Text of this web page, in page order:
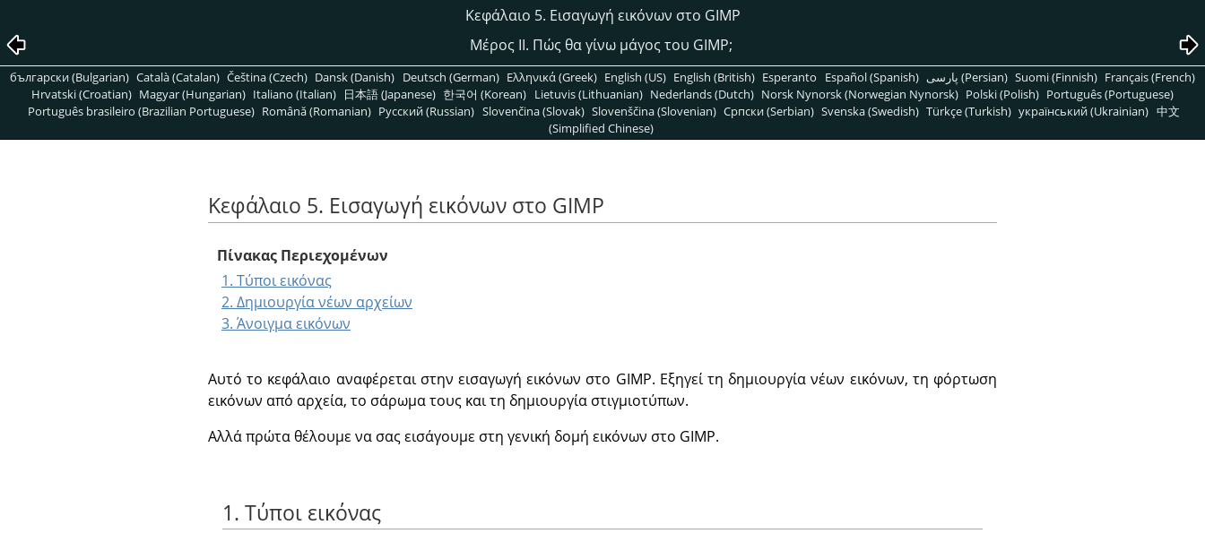
Κεφάλαιο 5. Εισαγωγή εικόνων στο GIMP
Μέρος II. Πώς θα γίνω μάγος του GIMP;
български (Bulgarian) Català (Catalan) Čeština (Czech) Dansk (Danish) Deutsch (German) Ελληνικά (Greek) English (US) English (British) Esperanto Español (Spanish) پارسی (Persian) Suomi (Finnish) Français (French)
Hrvatski (Croatian) Magyar (Hungarian) Italiano (Italian) 日本語 (Japanese) 한국어 (Korean) Lietuvis (Lithuanian) Nederlands (Dutch) Norsk Nynorsk (Norwegian Nynorsk) Polski (Polish) Português (Portuguese)
Português brasileiro (Brazilian Portuguese) Română (Romanian) Pусский (Russian) Slovenčina (Slovak) Slovenščina (Slovenian) Српски (Serbian) Svenska (Swedish) Türkçe (Turkish) український (Ukrainian) 中文
(Simplified Chinese)
Κεφάλαιο 5. Εισαγωγή εικόνων στο GIMP
Πίνακας Περιεχομένων
1. Τύποι εικόνας
2. Δημιουργία νέων αρχείων
3. Άνοιγμα εικόνων
Αυτό το κεφάλαιο αναφέρεται στην εισαγωγή εικόνων στο GIMP. Εξηγεί τη δημιουργία νέων εικόνων, τη φόρτωση
εικόνων από αρχεία, το σάρωμα τους και τη δημιουργία στιγμιοτύπων.
Αλλά πρώτα θέλουμε να σας εισάγουμε στη γενική δομή εικόνων στο GIMP.
1. Τύποι εικόνας